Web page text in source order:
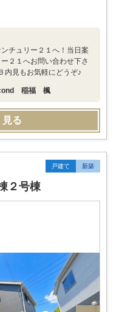
チュリー２１へ！当日案
２１へお問い合わせ下さ
内見もお気軽にどうぞ♪
稲福 楓
見る
戸建て 新築
２号棟